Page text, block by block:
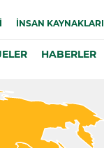
İNSAN KAYNAKLARI
HABERLER